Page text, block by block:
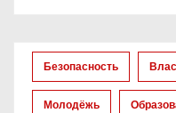
а
п
Безопасность
Молодёжь